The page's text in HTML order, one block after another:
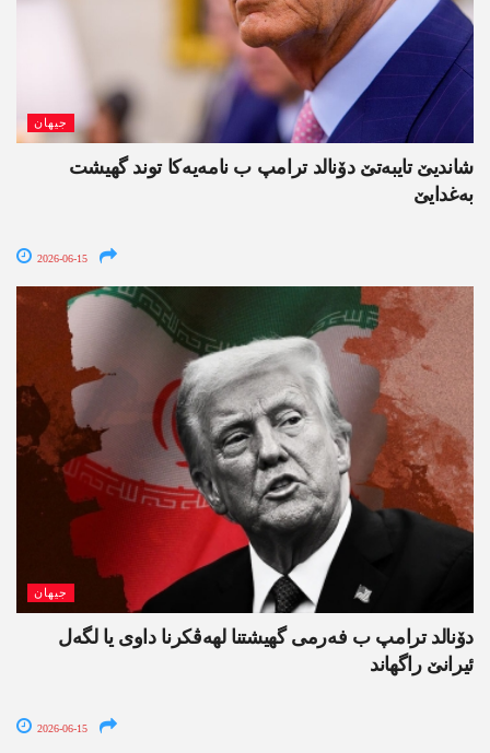
جیھان
شاندیێ تایبەتێ دۆنالد ترامپ ب نامەیەکا توند گھیشت
بەغدایێ
2026-06-15
جیھان
دۆنالد ترامپ ب فەرمی گھیشتنا لھەڤکرنا داوی یا لگەل
ئیرانێ راگھاند
2026-06-15